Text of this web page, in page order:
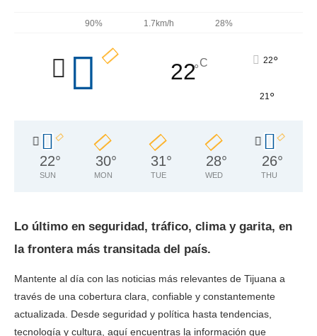
90% 1.7km/h 28%
22°C 22°
21°
22°
SUN
30°
MON
31°
TUE
28°
WED
26°
THU
Lo último en seguridad, tráfico, clima y garita, en
la frontera más transitada del país.
Mantente al día con las noticias más relevantes de Tijuana a
través de una cobertura clara, confiable y constantemente
actualizada. Desde seguridad y política hasta tendencias,
tecnología y cultura, aquí encuentras la información que